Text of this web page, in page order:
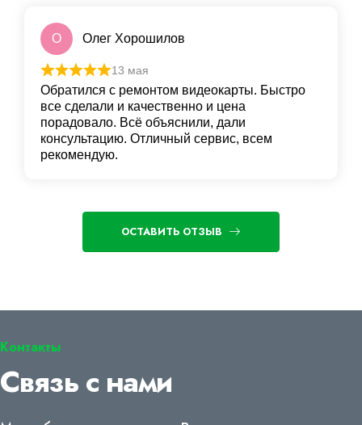
О Олег Хорошилов
13 мая
Обратился с ремонтом видеокарты. Быстро
все сделали и качественно и цена
порадовало. Всё объяснили, дали
консультацию. Отличный сервис, всем
рекомендую.
ОСТАВИТЬ ОТЗЫВ
Контакты
Связь с нами